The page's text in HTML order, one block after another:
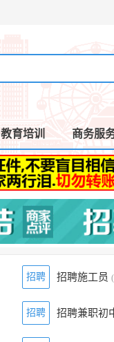
教育培训 商务服
招聘 招聘施工员
招聘 招聘兼职初